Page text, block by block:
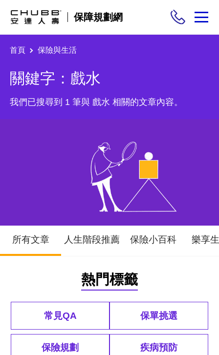
保障規劃網
保險商品
需求分析
首頁 保險與生活
關鍵字：戲水
我們已搜尋到 1 筆與 戲水 相關的文章內容。
所有文章 人生階段推薦 保險小百科 樂享
熱門標籤
常見QA 保單挑選
保險規劃 疾病預防